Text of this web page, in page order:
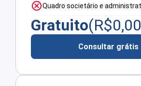
Quadro societário e
Gratuito(R$
Consultar grátis